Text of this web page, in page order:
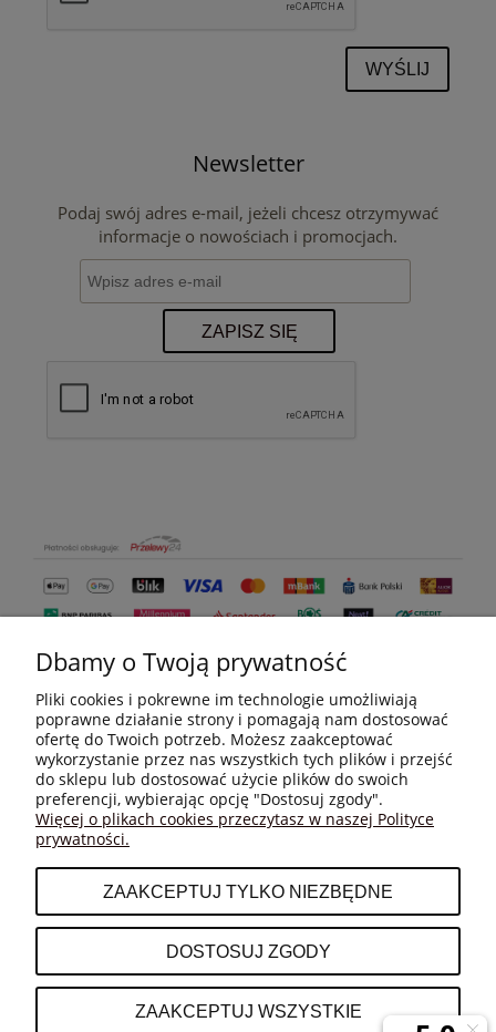
WYŚLIJ
Newsletter
Podaj swój adres e-mail, jeżeli chcesz otrzymywać
informacje o nowościach i promocjach.
ZAPISZ SIĘ
MOJE KONTO
INFORMACJE
O NAS
Dbamy o Twoją prywatność
Pliki cookies i pokrewne im technologie umożliwiają
poprawne działanie strony i pomagają nam dostosować
ofertę do Twoich potrzeb. Możesz zaakceptować
wykorzystanie przez nas wszystkich tych plików i przejść
do sklepu lub dostosować użycie plików do swoich
preferencji, wybierając opcję "Dostosuj zgody".
Więcej o plikach cookies przeczytasz w naszej Polityce
prywatności.
ZAAKCEPTUJ TYLKO NIEZBĘDNE
DOSTOSUJ ZGODY
ZAAKCEPTUJ WSZYSTKIE